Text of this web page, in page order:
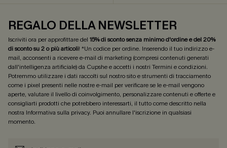
REGALO DELLA NEWSLETTER
Iscriviti ora per approfittare del 15% di sconto senza minimo d'ordine e del 20%
di sconto su 2 o più articoli! *Un codice per ordine. Inserendo il tuo indirizzo e-
mail, acconsenti a ricevere e-mail di marketing (compresi contenuti generati
dall'intelligenza artificiale) da Cupshe e accetti i nostri Termini e condizioni.
Potremmo utilizzare i dati raccolti sul nostro sito e strumenti di tracciamento
come i pixel presenti nelle nostre e-mail per verificare se le e-mail vengono
aperte, valutare il livello di coinvolgimento, personalizzare contenuti e offerte e
consigliarti prodotti che potrebbero interessarti, il tutto come descritto nella
nostra Informativa sulla privacy. Puoi annullare l'iscrizione in qualsiasi
momento.